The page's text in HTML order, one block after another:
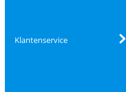
Klantenservice